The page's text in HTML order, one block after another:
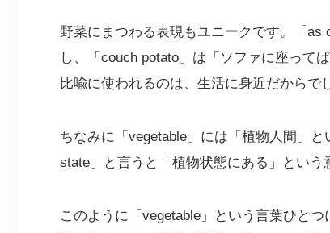
野菜にまつわる表現もユニークです。「
し、「couch potato」は「ソファに座って
比喩に使われるのは、生活に身近だからで
ちなみに「vegetable」には「植物人間」
state」と言うと「植物状態にある」という
このように「vegetable」という言葉ひと